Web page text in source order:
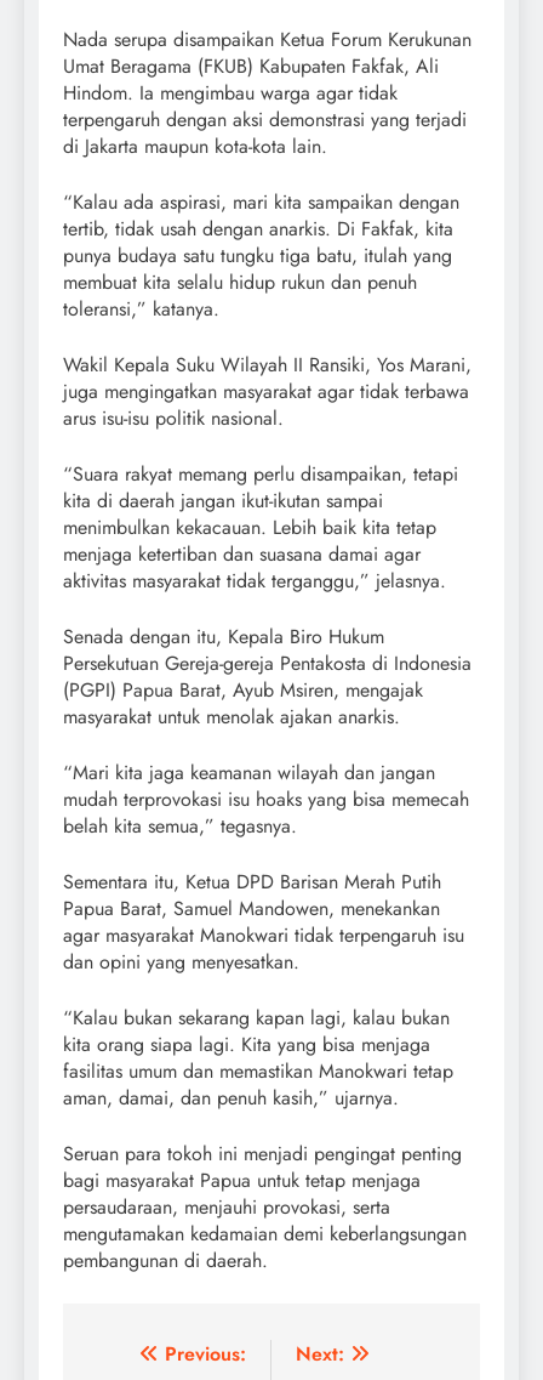
Nada serupa disampaikan Ketua Forum Kerukunan
Umat Beragama (FKUB) Kabupaten Fakfak, Ali
Hindom. Ia mengimbau warga agar tidak
terpengaruh dengan aksi demonstrasi yang terjadi
di Jakarta maupun kota-kota lain.
“Kalau ada aspirasi, mari kita sampaikan dengan
tertib, tidak usah dengan anarkis. Di Fakfak, kita
punya budaya satu tungku tiga batu, itulah yang
membuat kita selalu hidup rukun dan penuh
toleransi,” katanya.
Wakil Kepala Suku Wilayah II Ransiki, Yos Marani,
juga mengingatkan masyarakat agar tidak terbawa
arus isu-isu politik nasional.
“Suara rakyat memang perlu disampaikan, tetapi
kita di daerah jangan ikut-ikutan sampai
menimbulkan kekacauan. Lebih baik kita tetap
menjaga ketertiban dan suasana damai agar
aktivitas masyarakat tidak terganggu,” jelasnya.
Senada dengan itu, Kepala Biro Hukum
Persekutuan Gereja-gereja Pentakosta di Indonesia
(PGPI) Papua Barat, Ayub Msiren, mengajak
masyarakat untuk menolak ajakan anarkis.
“Mari kita jaga keamanan wilayah dan jangan
mudah terprovokasi isu hoaks yang bisa memecah
belah kita semua,” tegasnya.
Sementara itu, Ketua DPD Barisan Merah Putih
Papua Barat, Samuel Mandowen, menekankan
agar masyarakat Manokwari tidak terpengaruh isu
dan opini yang menyesatkan.
“Kalau bukan sekarang kapan lagi, kalau bukan
kita orang siapa lagi. Kita yang bisa menjaga
fasilitas umum dan memastikan Manokwari tetap
aman, damai, dan penuh kasih,” ujarnya.
Seruan para tokoh ini menjadi pengingat penting
bagi masyarakat Papua untuk tetap menjaga
persaudaraan, menjauhi provokasi, serta
mengutamakan kedamaian demi keberlangsungan
pembangunan di daerah.
Post Previous: Next: